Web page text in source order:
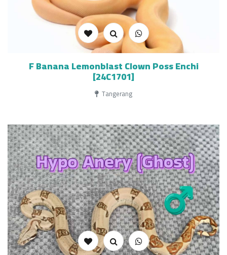
F Banana Lemonblast Clown Poss Enchi
[24C1701]
Tangerang